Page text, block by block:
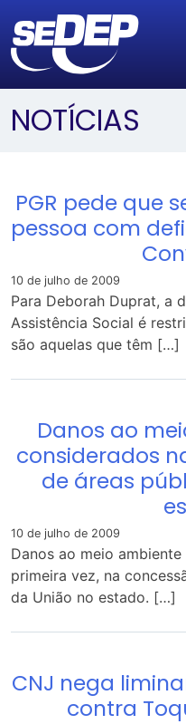
NOTÍCIAS
PGR pede que
pessoa com
10 de julho de 2009
Para Deborah Duprat, a
Assistência Social é
são aquelas que têm […]
Danos ao
considerados
de áreas
10 de julho de 2009
Danos ao meio
primeira vez, na
da União no estado. […]
CNJ nega
contra